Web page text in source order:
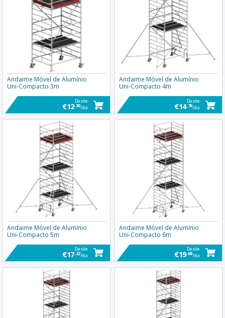
Andaime Móvel de Alumínio
Uni-Compacto 3m
Desde
€12,30/dia
Andaime Móvel de Alumínio
Uni-Compacto 4m
Desde
€14,76/dia
Andaime Móvel de Alumínio
Uni-Compacto 5m
Desde
€17,22/dia
Andaime Móvel de Alumínio
Uni-Compacto 6m
Desde
€19,68/dia